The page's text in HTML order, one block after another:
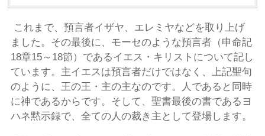
これまで、預言者イザヤ、エレミヤなどを取り上げ
ました。その最後に、モーセのような預言者（申命記
18章15～18節）であるイエス・キリストについて記し
ています。主イエスは預言者だけではなく、上記聖句
のように、王の王・主の主なのです。人であると同時
に神であるからです。そして、聖書最後の書であるヨ
ハネ黙示録で、全ての人の裁き主として登場します。